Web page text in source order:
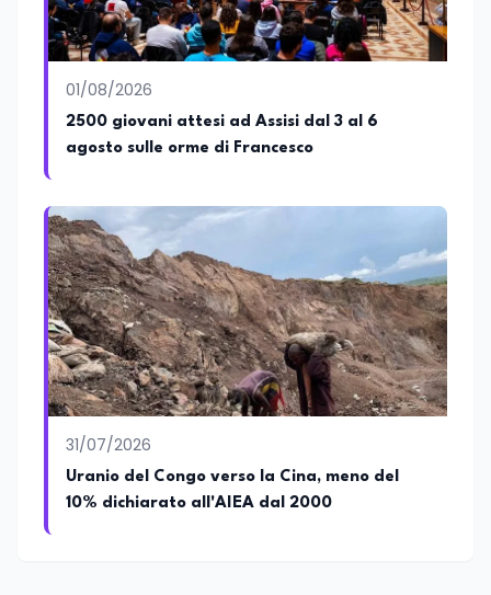
01/08/2026
2500 giovani attesi ad Assisi dal 3 al 6
agosto sulle orme di Francesco
31/07/2026
Uranio del Congo verso la Cina, meno del
10% dichiarato all'AIEA dal 2000